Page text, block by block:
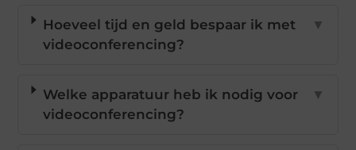
Hoeveel tijd en geld bespaar ik met
videoconferencing?
▼
Welke apparatuur heb ik nodig voor
videoconferencing?
▼